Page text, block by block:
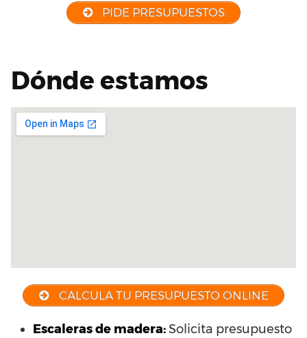
PIDE PRESUPUESTOS
Dónde estamos
CALCULA TU PRESUPUESTO ONLINE
Escaleras de madera:Solicita presupuesto